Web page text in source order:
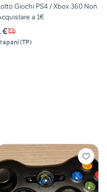
Giochi PS4 / Xbox 360 Non
a 1€
€
(TP)